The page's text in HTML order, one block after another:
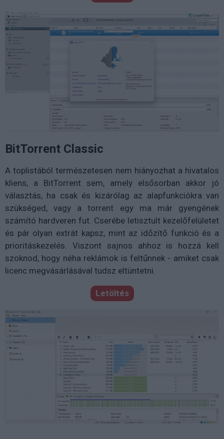
BitTorrent Classic
A toplistából természetesen nem hiányozhat a hivatalos
kliens, a BitTorrent sem, amely elsősorban akkor jó
választás, ha csak és kizárólag az alapfunkciókra van
szükséged, vagy a torrent egy ma már gyengének
számító hardveren fut. Cserébe letisztult kezelőfelületet
és pár olyan extrát kapsz, mint az időzítő funkció és a
prioritáskezelés. Viszont sajnos ahhoz is hozzá kell
szoknod, hogy néha reklámok is feltűnnek - amiket csak
licenc megvásárlásával tudsz eltüntetni.
Letöltés